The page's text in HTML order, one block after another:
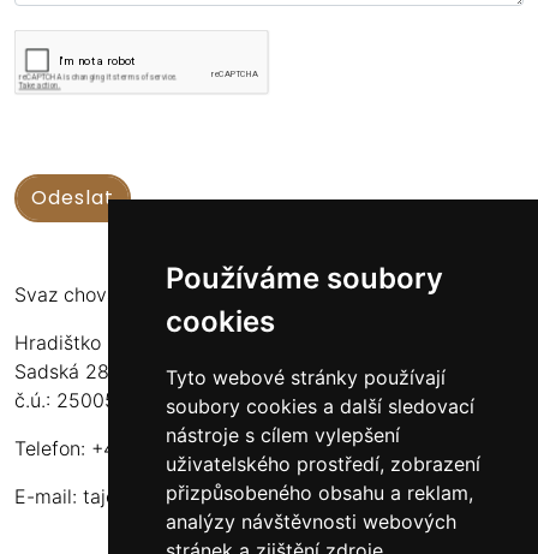
Používáme soubory
cookies
Tyto webové stránky používají
soubory cookies a další sledovací
nástroje s cílem vylepšení
uživatelského prostředí, zobrazení
přizpůsobeného obsahu a reklam,
analýzy návštěvnosti webových
Svaz chovatelů koní Kinských
Hradištko u Sadské 126
Sadská 289 12
č.ú.: 2500556717/2010
Telefon: +420 724 135 536
E-mail: tajemnik@schkk.cz